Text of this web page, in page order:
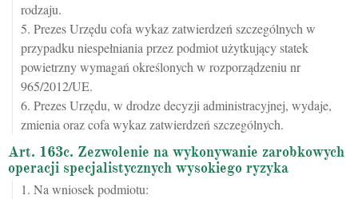
rodzaju.
5. Prezes Urzędu cofa wykaz zatwierdzeń szczególnych w
przypadku niespełniania przez podmiot użytkujący statek
powietrzny wymagań określonych w rozporządzeniu nr
965/2012/UE.
6. Prezes Urzędu, w drodze decyzji administracyjnej, wydaje,
zmienia oraz cofa wykaz zatwierdzeń szczególnych.
Art. 163c. Zezwolenie na wykonywanie zarobkowych
operacji specjalistycznych wysokiego ryzyka
1. Na wniosek podmiotu: